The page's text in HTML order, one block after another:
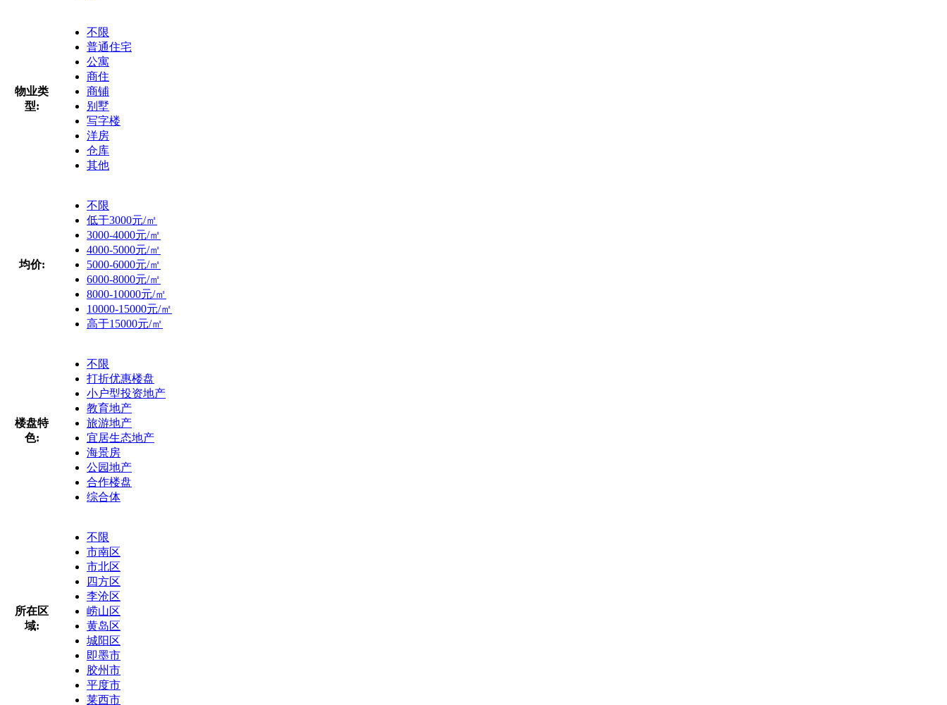
物业类
型:
不限
普通住宅
公寓
商住
商铺
别墅
写字楼
洋房
仓库
其他
均价:
不限
低于3000元/㎡
3000-4000元/㎡
4000-5000元/㎡
5000-6000元/㎡
6000-8000元/㎡
8000-10000元/㎡
10000-15000元/㎡
高于15000元/㎡
楼盘特
色:
不限
打折优惠楼盘
小户型投资地产
教育地产
旅游地产
宜居生态地产
海景房
公园地产
合作楼盘
综合体
所在区
域:
不限
市南区
市北区
四方区
李沧区
崂山区
黄岛区
城阳区
即墨市
胶州市
平度市
莱西市